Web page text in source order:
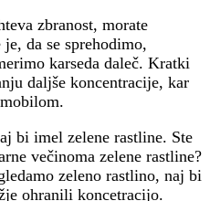
zbranost, morate
da se sprehodimo,
karseda daleč. Kratki
daljše koncentracije, kar
bi imel zelene rastline. Ste
večinoma zelene rastline?
zeleno rastlino, naj bi
ohranili koncetracijo.